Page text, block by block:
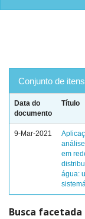
Conjunto de
Data do
documento
Título
9-Mar-2021
em
água:
Busca facetada